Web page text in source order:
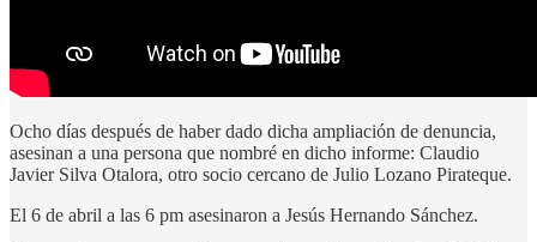
Ocho días después de haber dado dicha ampliación de denuncia,
asesinan a una persona que nombré en dicho informe: Claudio
Javier Silva Otalora, otro socio cercano de Julio Lozano Pirateque.
El 6 de abril a las 6 pm asesinaron a Jesús Hernando Sánchez.